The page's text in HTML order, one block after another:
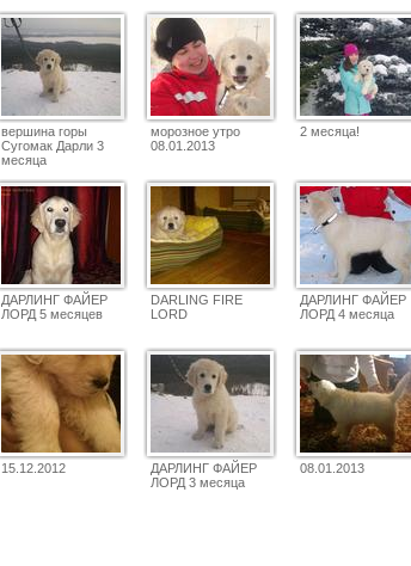
вершина горы
Сугомак Дарли 3
месяца
морозное утро
08.01.2013
2 месяца!
ДАРЛИНГ ФАЙЕР
ЛОРД 5 месяцев
DARLING FIRE
LORD
ДАРЛИНГ ФАЙЕР
ЛОРД 4 месяца
15.12.2012
ДАРЛИНГ ФАЙЕР
ЛОРД 3 месяца
08.01.2013